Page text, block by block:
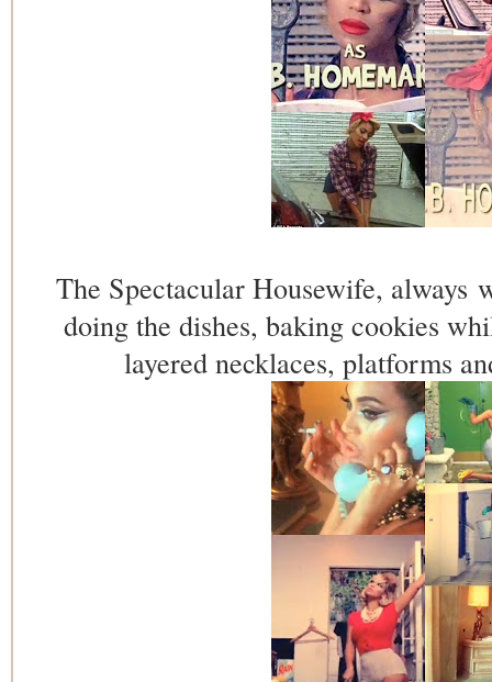
The Spectacular Housewife, always
doing the dishes, baking cookies
layered necklaces, platforms